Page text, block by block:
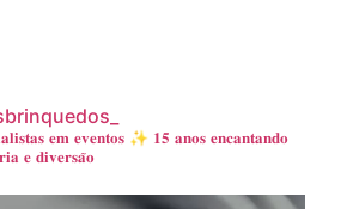
𝐞𝐦 𝐞𝐯𝐞𝐧𝐭𝐨𝐬 ✨ 𝟏𝟓 𝐚𝐧𝐨𝐬 𝐞𝐧𝐜𝐚𝐧𝐭𝐚𝐧𝐝𝐨
𝐞 𝐝𝐢𝐯𝐞𝐫𝐬𝐚̃𝐨